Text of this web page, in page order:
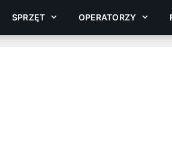
SPRZĘT OPERATORZY